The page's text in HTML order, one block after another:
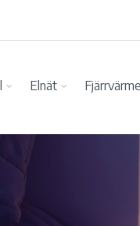
Elnät Fjärrvärme